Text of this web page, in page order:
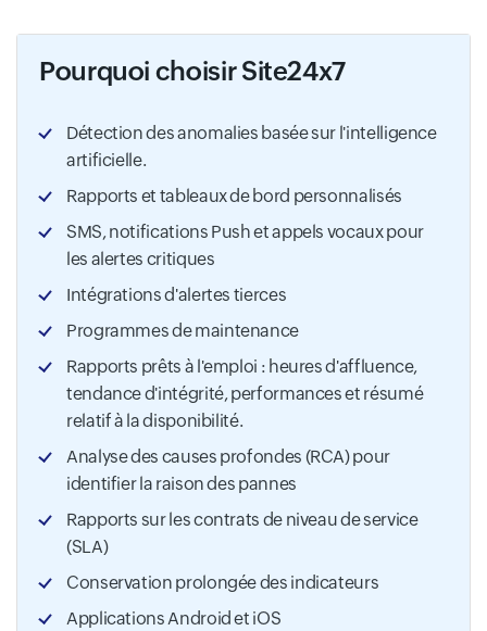
Pourquoi choisir Site24x7
Détection des anomalies basée sur l'intelligence
artificielle.
Rapports et tableaux de bord personnalisés
SMS, notifications Push et appels vocaux pour
les alertes critiques
Intégrations d'alertes tierces
Programmes de maintenance
Rapports prêts à l'emploi : heures d'affluence,
tendance d'intégrité, performances et résumé
relatif à la disponibilité.
Analyse des causes profondes (RCA) pour
identifier la raison des pannes
Rapports sur les contrats de niveau de service
(SLA)
Conservation prolongée des indicateurs
Applications Android et iOS